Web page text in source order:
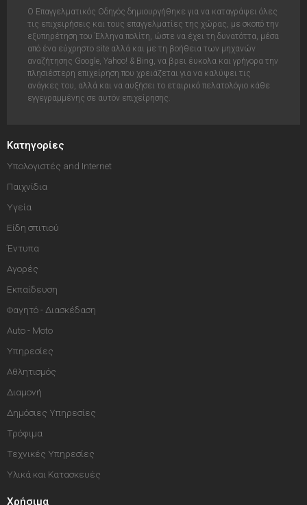
Ο Επαγγελματικός Οδηγός δημιουργήθηκε για να καταγράψει όλες
τις επιχειρήσεις και τους επαγγελματίες της χώρας, με σκοπό την
εξυπηρέτηση του Έλληνα πολίτη, ώστε να έχει τη δυνατόττα, μέσα
από ένα εύχρηστο site αλλά και με τη βοήθεια των μηχανών
αναζήτησης Google, Yahoo! & Bing, να βρει έυκολα και γρήγορα την
πλησιέστερη επιχείρηση που χρειάζεται για να καλύψει τις
ανάγκες του, αλλά και να αυξήσει το εταιρικό πελατολόγιο κάθε
εγγεγραμμένης σε αυτόν επιχείρησης.
Κατηγορίες
Υπολογιστές and Internet
Παιχνίδια
Υγεία
Είδη σπιτιού
Έντυπα
Αγορές
Εκπαίδευση
Φαγητό - Διασκέδαση
Auto - Moto
Υπηρεσίες
Αθλητισμός
Διαμονή
Δημόσιες Υπηρεσίες
Τρόφιμα
Τεχνικές Υπηρεσίες
Υλικά και Κατασκευές
Χρήσιμα